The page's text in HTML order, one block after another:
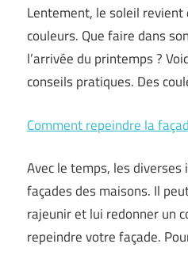
Lentement, le soleil
couleurs. Que faire dans
l’arrivée du printemps ?
conseils pratiques. Des
Comment repeindre la
Avec le temps, les
façades des maisons. Il
rajeunir et lui redonner un
repeindre votre façade.